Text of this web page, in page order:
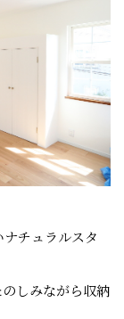
チュラルスタ
しみながら収納